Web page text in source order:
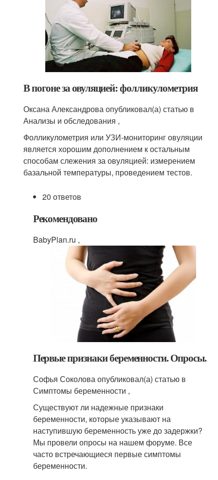
В погоне за овуляцией: фолликулометрия
Оксана Александрова опубликовал(а) статью в
Анализы и обследования ,
Фолликулометрия или УЗИ-мониторинг овуляции
является хорошим дополнением к остальным
способам слежения за овуляцией: измерением
базальной температуры, проведением тестов.
20 ответов
Рекомендовано
BabyPlan.ru ,
Первые признаки беременности. Опросы.
Софья Соколова опубликовал(а) статью в
Симптомы беременности ,
Существуют ли надежные признаки
беременности, которые указывают на
наступившую беременность уже до задержки?
Мы провели опросы на нашем форуме. Все
часто встречающиеся первые симптомы
беременности.